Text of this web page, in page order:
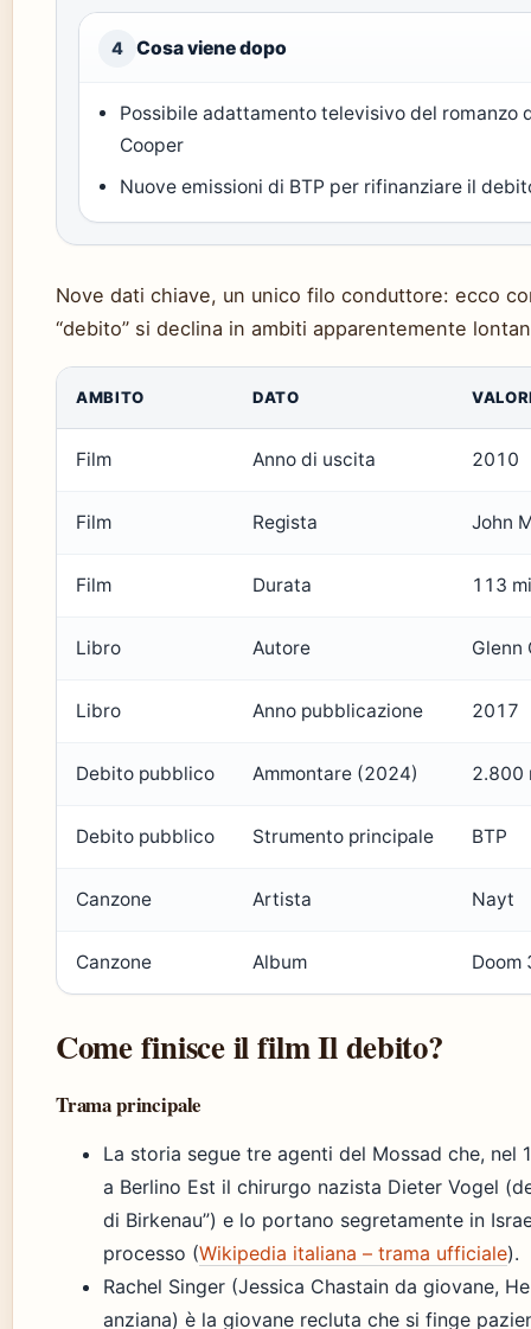
4 Cosa viene dopo
Possibile adattamento televisivo del romanzo
Cooper
Nuove emissioni di BTP per rifinanziare il
Nove dati chiave, un unico filo conduttore: ecco
“debito” si declina in ambiti apparentemente
AMBITO DATO
Film Anno di uscita 2010
Film Regista John
Film Durata 113
Libro Autore Glenn
Libro Anno pubblicazione 2017
Debito pubblico Ammontare (2024) 2.800
Debito pubblico Strumento principale BTP
Canzone Artista Nayt
Canzone Album Doom
Come finisce il film Il debito?
Trama principale
La storia segue tre agenti del Mossad che, nel
a Berlino Est il chirurgo nazista Dieter Vogel
di Birkenau”) e lo portano segretamente in
processo (Wikipedia italiana – trama ufficiale).
Rachel Singer (Jessica Chastain da giovane,
anziana) è la giovane recluta che si finge